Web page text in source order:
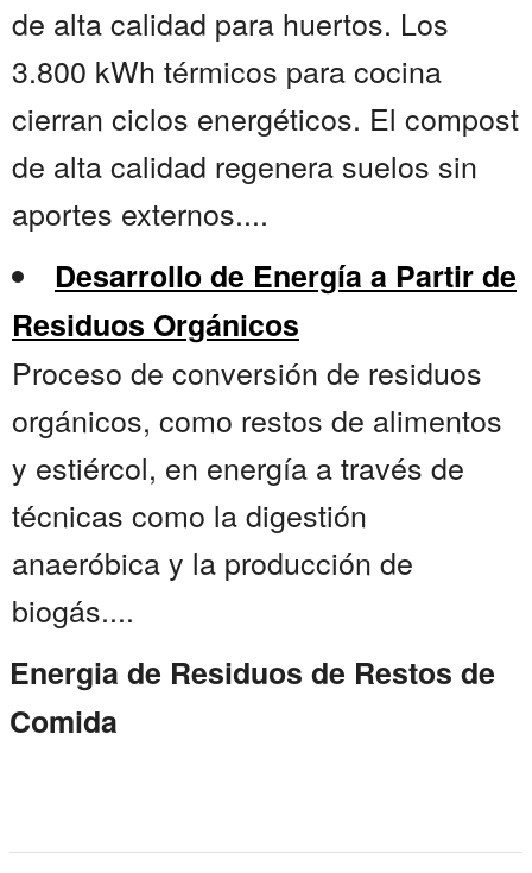
de alta calidad para huertos. Los
3.800 kWh térmicos para cocina
cierran ciclos energéticos. El compost
de alta calidad regenera suelos sin
aportes externos....
Desarrollo de Energía a Partir de
Residuos Orgánicos
Proceso de conversión de residuos
orgánicos, como restos de alimentos
y estiércol, en energía a través de
técnicas como la digestión
anaeróbica y la producción de
biogás....
Energia de Residuos de Restos de
Comida